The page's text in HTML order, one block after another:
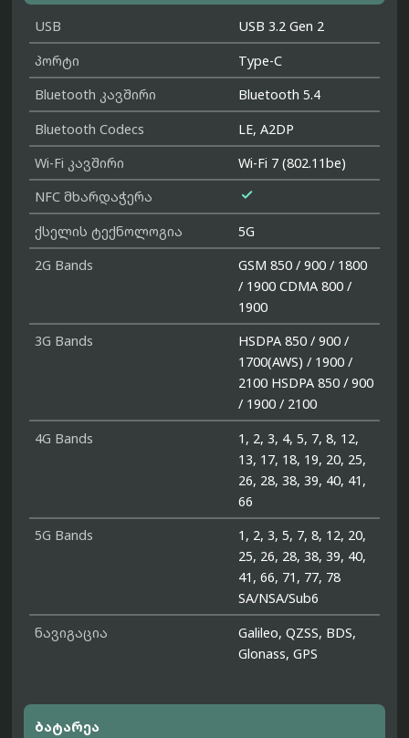
USB
USB 3.2 Gen 2
პორტი
Type-C
Bluetooth კავშირი
Bluetooth 5.4
Bluetooth Codecs
LE, A2DP
Wi-Fi კავშირი
Wi-Fi 7 (802.11be)
NFC მხარდაჭერა

ქსელის ტექნოლოგია
5G
2G Bands
GSM 850 / 900 / 1800
/ 1900 CDMA 800 /
1900
3G Bands
HSDPA 850 / 900 /
1700(AWS) / 1900 /
2100 HSDPA 850 / 900
/ 1900 / 2100
4G Bands
1, 2, 3, 4, 5, 7, 8, 12,
13, 17, 18, 19, 20, 25,
26, 28, 38, 39, 40, 41,
66
5G Bands
1, 2, 3, 5, 7, 8, 12, 20,
25, 26, 28, 38, 39, 40,
41, 66, 71, 77, 78
SA/NSA/Sub6
ნავიგაცია
Galileo, QZSS, BDS,
Glonass, GPS
ბატარეა